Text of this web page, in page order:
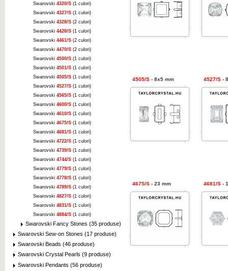
Swarovski 4320/S (1 culori)
Swarovski 4327/S (1 culori)
Swarovski 4328/S (2 culori)
Swarovski 4428/S (1 culori)
Swarovski 4461/S (2 culori)
Swarovski 4470/S (2 culori)
Swarovski 4500/S (1 culori)
Swarovski 4501/S (1 culori)
Swarovski 4505/S (1 culori)
Swarovski 4527/S (1 culori)
Swarovski 4565/S (1 culori)
Swarovski 4600/S (1 culori)
Swarovski 4610/S (1 culori)
Swarovski 4675/S (1 culori)
Swarovski 4681/S (1 culori)
Swarovski 4722/S (1 culori)
Swarovski 4739/S (1 culori)
Swarovski 4744/S (1 culori)
Swarovski 4779/S (1 culori)
Swarovski 4778/S (1 culori)
Swarovski 4789/S (1 culori)
Swarovski 4827/S (1 culori)
Swarovski 4831/S (1 culori)
Swarovski 4884/S (1 culori)
Swarovski Fancy Stones (35 produse)
Swarovski Sew-on Stones (17 produse)
Swarovski Beads (46 produse)
Swarovski Crystal Pearls (9 produse)
Swarovski Pendants (56 produse)
4505/S - 8x5 mm 4527/S -
4675/S - 23 mm 4681/S -